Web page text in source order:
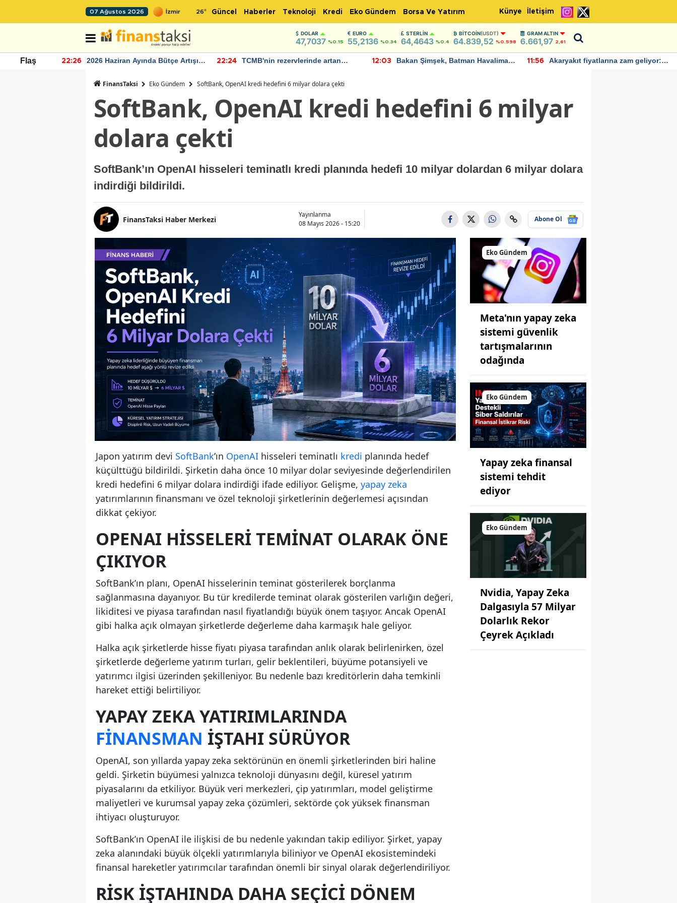
07 Ağustos 2026 26° Güncel Haberler Teknoloji Kredi Eko Gündem Borsa Ve Yatırım Künye İletişim
DOLAR
47,7037 %0.15
EURO
55,2136 %0.34
STERLIN
64,4643 %0.4
BITCOIN(USDT)
64.839,52 %0.598
GRAM ALTIN
6.661,97 2,61
Flaş 22:26
2026 Haziran Ayında Bütçe Artışı
22:24
TCMB'nin rezervlerinde artan
12:03
Bakan Şimşek, Batman Havalimanı
11:56
Akaryakıt fiyatlarına zam geliyor:
FinansTaksi Eko Gündem SoftBank, OpenAI kredi hedefini 6 milyar dolara çekti
SoftBank, OpenAI kredi hedefini 6 milyar
dolara çekti
SoftBank’ın OpenAI hisseleri teminatlı kredi planında hedefi 10 milyar dolardan 6 milyar dolara
indirdiği bildirildi.
FinansTaksi Haber Merkezi
Yayınlanma
08 Mayıs 2026 - 15:20
Abone Ol
Japon yatırım devi SoftBank’ın OpenAI hisseleri teminatlı kredi planında hedef
küçülttüğü bildirildi. Şirketin daha önce 10 milyar dolar seviyesinde değerlendirilen
kredi hedefini 6 milyar dolara indirdiği ifade ediliyor. Gelişme, yapay zeka
yatırımlarının finansmanı ve özel teknoloji şirketlerinin değerlemesi açısından
dikkat çekiyor.
OPENAI HISSELERI TEMINAT OLARAK ÖNE
ÇIKIYOR
SoftBank’ın planı, OpenAI hisselerinin teminat gösterilerek borçlanma
sağlanmasına dayanıyor. Bu tür kredilerde teminat olarak gösterilen varlığın değeri,
likiditesi ve piyasa tarafından nasıl fiyatlandığı büyük önem taşıyor. Ancak OpenAI
gibi halka açık olmayan şirketlerde değerleme daha karmaşık hale geliyor.
Halka açık şirketlerde hisse fiyatı piyasa tarafından anlık olarak belirlenirken, özel
şirketlerde değerleme yatırım turları, gelir beklentileri, büyüme potansiyeli ve
yatırımcı ilgisi üzerinden şekilleniyor. Bu nedenle bazı kreditörlerin daha temkinli
hareket ettiği belirtiliyor.
YAPAY ZEKA YATIRIMLARINDA
FINANSMAN IŞTAHI SÜRÜYOR
OpenAI, son yıllarda yapay zeka sektörünün en önemli şirketlerinden biri haline
geldi. Şirketin büyümesi yalnızca teknoloji dünyasını değil, küresel yatırım
piyasalarını da etkiliyor. Büyük veri merkezleri, çip yatırımları, model geliştirme
maliyetleri ve kurumsal yapay zeka çözümleri, sektörde çok yüksek finansman
ihtiyacı oluşturuyor.
SoftBank’ın OpenAI ile ilişkisi de bu nedenle yakından takip ediliyor. Şirket, yapay
zeka alanındaki büyük ölçekli yatırımlarıyla biliniyor ve OpenAI ekosistemindeki
finansal hareketler yatırımcılar tarafından önemli bir sinyal olarak değerlendiriliyor.
RISK IŞTAHINDA DAHA SEÇICI DÖNEM
Eko Gündem
Meta'nın yapay zeka
sistemi güvenlik
tartışmalarının
odağında
Eko Gündem
Yapay zeka finansal
sistemi tehdit
ediyor
Eko Gündem
Nvidia, Yapay Zeka
Dalgasıyla 57 Milyar
Dolarlık Rekor
Çeyrek Açıkladı